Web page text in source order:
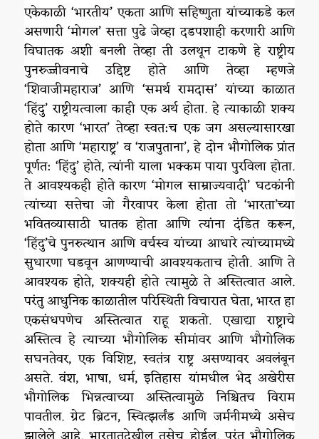
एकेकाळी ‘भारतीय’ एकता आणि सहिष्णुता यांच्याकडे कल
असणारी ‘मोगल’ सत्ता पुढे जेव्हा दडपशाही करणारी आणि
विघातक अशी बनली तेव्हा ती उलथून टाकणे हे राष्ट्रीय
पुनरुज्जीवनाचे उद्दिष्ट होते आणि तेव्हा म्हणजे
‘शिवाजीमहाराज’ आणि ‘समर्थ रामदास’ यांच्या काळात
‘हिंदु’ राष्ट्रीयत्वाला काही एक अर्थ होता. हे त्याकाळी शक्य
होते कारण ‘भारत’ तेव्हा स्वत:च एक जग असल्यासारखा
होता आणि ‘महाराष्ट्र’ व ‘राजपुताना’, हे दोन भौगोलिक प्रांत
पूर्णत: ‘हिंदु’ होते, त्यांनी याला भक्कम पाया पुरविला होता.
ते आवश्यकही होते कारण ‘मोगल साम्राज्यवादी’ घटकांनी
त्यांच्या सत्तेचा जो गैरवापर केला होता तो ‘भारता’च्या
भवितव्यासाठी घातक होता आणि त्यांना दंडित करून,
‘हिंदु’चे पुनरुत्थान आणि वर्चस्व यांच्या आधारे त्यांच्यामध्ये
सुधारणा घडवून आणण्याची आवश्यकताच होती. आणि ते
आवश्यक होते, शक्यही होते त्यामुळे ते अस्तित्वात आले.
परंतु आधुनिक काळातील परिस्थिती विचारात घेता, भारत हा
एकसंधपणेच अस्तित्वात राहू शकतो. एखाद्या राष्ट्राचे
अस्तित्व हे त्याच्या भौगोलिक सीमांवर आणि भौगोलिक
सघनतेवर, एक विशिष्ट, स्वतंत्र राष्ट्र असण्यावर अवलंबून
असते. वंश, भाषा, धर्म, इतिहास यांमधील भेद अखेरीस
भौगोलिक भिन्नत्वाच्या अस्तित्वामुळे निश्चितच विराम
पावतील. ग्रेट ब्रिटन, स्वित्झर्लंड आणि जर्मनीमध्ये असेच